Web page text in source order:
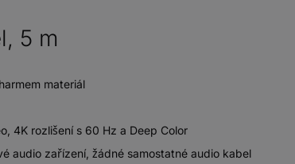
5 m
materiál
4K rozlišení s 60 Hz a Deep Color
audio zařízení, žádné samostatné audio kabel